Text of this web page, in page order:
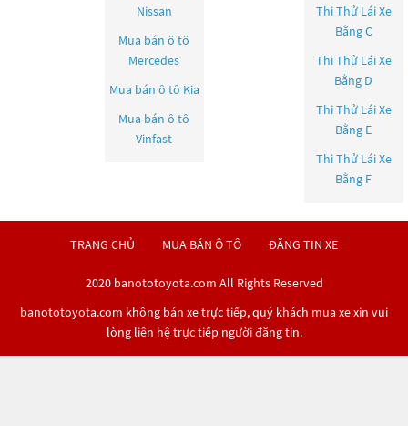
Nissan
Mua bán ô tô
Mercedes
Mua bán ô tô Kia
Mua bán ô tô
Vinfast
Thi Thử Lái Xe
Bằng C
Thi Thử Lái Xe
Bằng D
Thi Thử Lái Xe
Bằng E
Thi Thử Lái Xe
Bằng F
TRANG CHỦ MUA BÁN Ô TÔ ĐĂNG TIN XE
2020 banototoyota.com All Rights Reserved
banototoyota.com không bán xe trực tiếp, quý khách mua xe xin vui
lòng liên hệ trực tiếp người đăng tin.